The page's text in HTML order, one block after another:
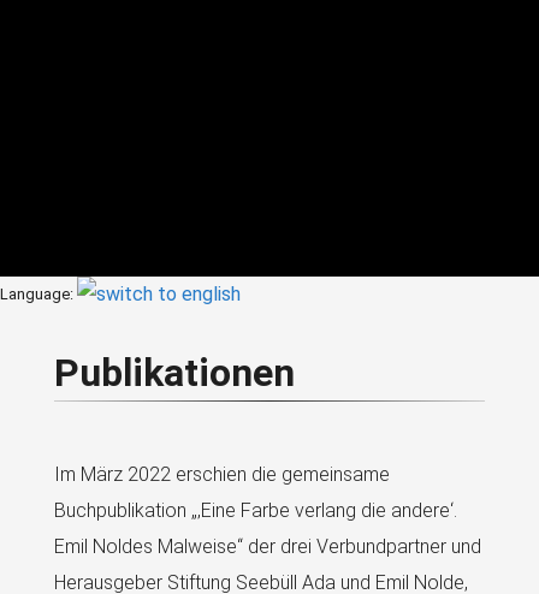
Language:
Publikationen
Im März 2022 erschien die gemeinsame
Buchpublikation „‚Eine Farbe verlang die andere‘.
Emil Noldes Malweise“ der drei Verbundpartner und
Herausgeber Stiftung Seebüll Ada und Emil Nolde,